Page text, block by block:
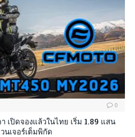
0
เปิดจองแล้วในไทย เริ่ม 1.89 แสน
นเจอร์เต็มพิกัด